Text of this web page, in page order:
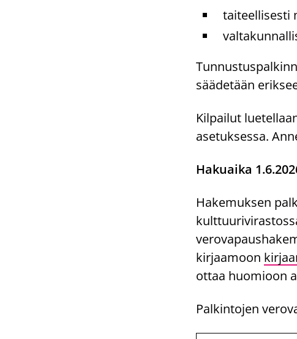
taiteellisesti
säädetään
Kilpailut
asetuksessa.
Hakuaika
Hakemuksen
kirjaamoon
ottaa huomioon
Palkintojen